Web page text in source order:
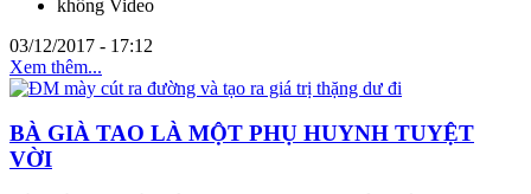
không Video
03/12/2017 - 17:12
Xem thêm...
BÀ GIÀ TAO LÀ MỘT PHỤ HUYNH TUYỆT
VỜI